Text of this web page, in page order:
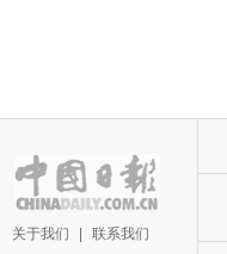
关于我们 联系我们